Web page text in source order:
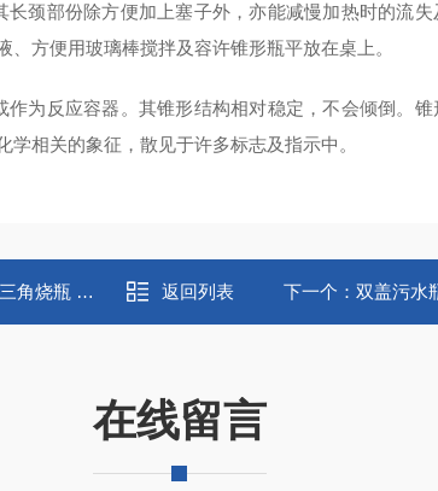
颈部份除方便加上塞子外，亦能减慢加热时的流
方便用玻璃棒搅拌及容许锥形瓶平放在桌上。
为反应容器。其锥形结构相对稳定，不会倾倒。
相关的象征，散见于许多标志及指示中。
瓶 可定制 返回列表 下一个： 双盖污水
在线留言